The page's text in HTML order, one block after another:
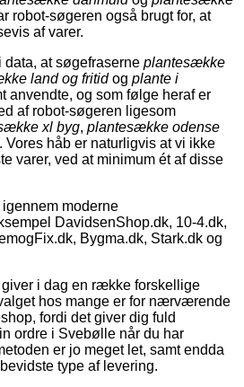
robot-søgeren også brugt for, at
af varer.
data, at søgefraserne plantesække
land og fritidog plante i
anvendte, og som følge heraf er
af robot-søgeren ligesom
xl byg, plantesække odense
. Vores håb er naturligvis at vi ikke
varer, ved at minimum ét af disse
moderne
DavidsenShop.dk, 10-4.dk,
Bygma.dk, Stark.dk og
i dag en række forskellige
hos mange er for nærværende
fordi det giver dig fuld
ordre i Svebølle når du har
er jo meget let, samt endda
type af levering.